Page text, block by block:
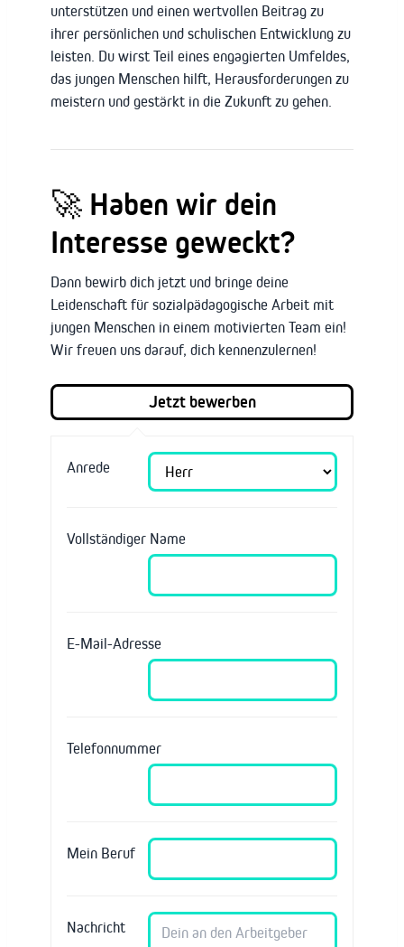
unterstützen und einen wertvollen Beitrag zu
ihrer persönlichen und schulischen Entwicklung zu
leisten. Du wirst Teil eines engagierten Umfeldes,
das jungen Menschen hilft, Herausforderungen zu
meistern und gestärkt in die Zukunft zu gehen.
🚀 Haben wir dein
Interesse geweckt?
Dann bewirb dich jetzt und bringe deine
Leidenschaft für sozialpädagogische Arbeit mit
jungen Menschen in einem motivierten Team ein!
Wir freuen uns darauf, dich kennenzulernen!
Anrede
Vollständiger Name
E-Mail-Adresse
Telefonnummer
Mein Beruf
Nachricht